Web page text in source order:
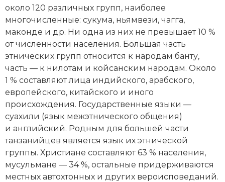
История материальной и духовной культуры
История международных отношений
История, философия, теория и методология
исторического знания
Итория международных отношений
Латинская Америка
Новая история
Новейшая история
Нумизматика
около 120 различных групп, наиболее
многочисленные: сукума, ньямвези, чагга,
маконде и др. Ни одна из них не превышает 10 %
от численности населения. Большая часть
этнических групп относится к народам банту,
часть — к нилотам и койсанским народам. Около
1 % составляют лица индийского, арабского,
европейского, китайского и иного
происхождения. Государственные языки —
суахили (язык межэтнического общения)
и английский. Родным для большей части
танзанийцев является язык их этнической
группы. Христиане составляют 63 % населения,
мусульмане — 34 %, остальные придерживаются
местных автохтонных и других вероисповеданий.